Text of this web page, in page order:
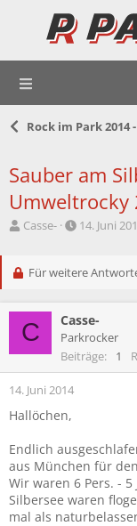
Rock im Park 2014
Sauber am
Umweltrocky
E
t
e
r
Casse-
E
t
l
t
a
m
14. Juni
Für weitere
C Casse-
Parkrocker
Beiträge
1
14. Juni 2014
Hallöchen,
Endlich
aus München für
Wir waren 6 Pers. -
Silbersee waren
mal als